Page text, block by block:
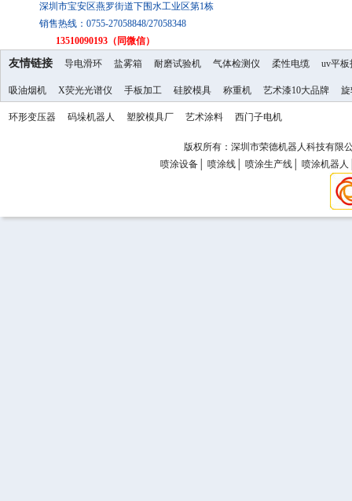
深圳市宝安区燕罗街道下围水工业区第1栋
销售热线：0755-27058848/27058348
13510090193（同微信）
友情链接 导电滑环 盐雾箱 耐磨试验机 气体检测仪 柔性电缆 uv平
吸油烟机 X荧光光谱仪 手板加工 硅胶模具 称重机 艺术漆10大品牌
环形变压器 码垛机器人 塑胶模具厂 艺术涂料 西门子电机
版权所有：深圳市荣德机器人科技有限
喷涂设备
喷涂线 喷涂生产线 喷涂机器人